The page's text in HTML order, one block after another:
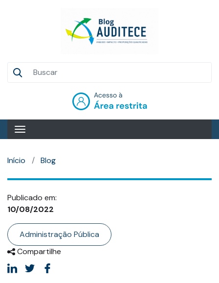
Início Blog
Publicado em:
10/08/2022
Administração Pública
Compartilhe